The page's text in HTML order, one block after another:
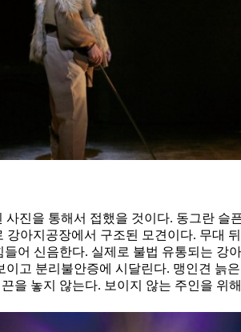
진을 통해서 접했을 것이다. 동그란 슬
아지공장에서 구조된 모견이다. 무대
어 신음한다. 실제로 불법 유통되는 강
고 분리불안증에 시달린다. 맹인견
을 놓지 않는다. 보이지 않는 주인을 위